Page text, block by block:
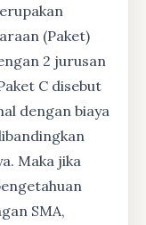
(Paket)
2 jurusan
C disebut
dengan biaya
Maka jika
SMA,